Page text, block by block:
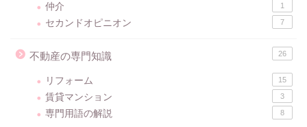
仲介 1
セカンドオピニオン 7
不動産の専門知識 26
リフォーム 15
賃貸マンション 3
専門用語の解説 8